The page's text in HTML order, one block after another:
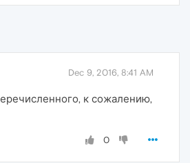
Dec 9, 2016, 8:41 AM
к сожалению,
0